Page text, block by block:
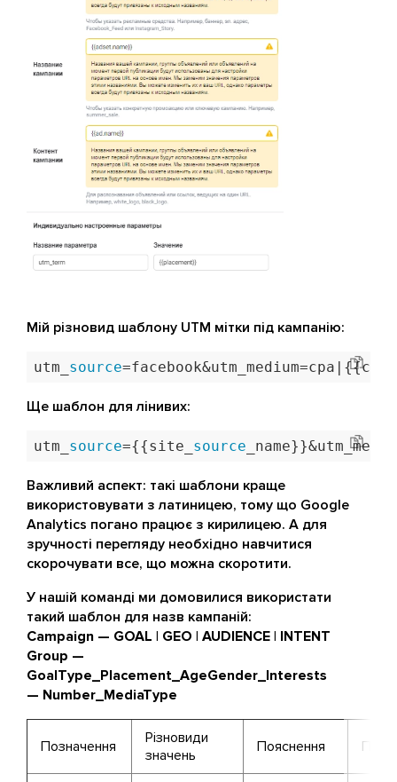
Мій різновид шаблону UTM мітки під кампанію:
utm_ source
Ще шаблон для лінивих:
utm_ source={{site_ source
Важливий аспект: такі шаблони краще
використовувати з латиницею, тому що Google
Analytics погано працює з кирилицею. А для
зручності перегляду необхідно навчитися
скорочувати все, що можна скоротити.
У нашій команді ми домовилися використати
такий шаблон для назв кампаній:
Campaign — GOAL | GEO | AUDIENCE | INTENT
Group —
GoalType_Placement_AgeGender_Interests
— Number_MediaType
Позначення
Різновиди
значень
Пояснення